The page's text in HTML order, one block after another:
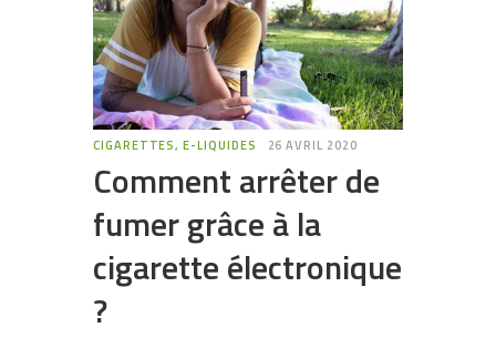
CIGARETTES, E-LIQUIDES 26 AVRIL 2020
Comment arrêter de
fumer grâce à la
cigarette électronique
?